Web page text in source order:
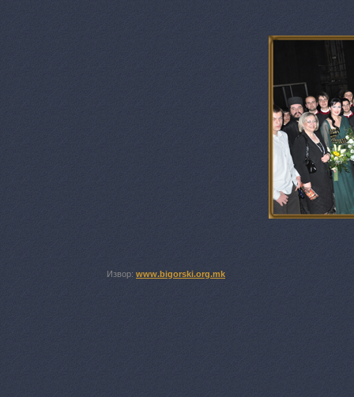
Извор: www.bigorski.org.mk